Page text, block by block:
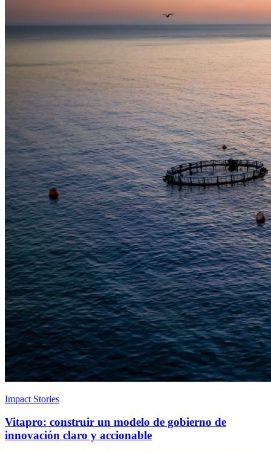
Impact Stories
Vitapro: construir un modelo de gobierno de
innovación claro y accionable